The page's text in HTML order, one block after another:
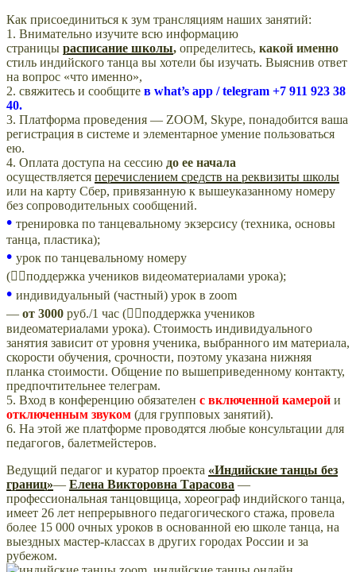
Как присоединиться к зум трансляциям наших занятий:
1. Внимательно изучите всю информацию
страницы расписание школы, определитесь, какой именно
стиль индийского танца вы хотели бы изучать. Выяснив ответ
на вопрос «что именно»,
2. свяжитесь и сообщите в what’s app /telegram +7 911 923 38
40.
3. Платформа проведения — ZOOM, Skype, понадобится ваша
регистрация в системе и элементарное умение пользоваться
ею.
4. Оплата доступа на сессию до ее начала
осуществляется перечислением средств на реквизиты школы
или на карту Сбер, привязанную к вышеуказанному номеру
без сопроводительных сообщений.
• тренировка по танцевальному экзерсису (техника, основы
танца, пластика);
• урок по танцевальному номеру
(👍🏻поддержка учеников видеоматериалами урока);
• индивидуальный (частный) урок в zoom
— от 3000 руб./1 час (👍🏻поддержка учеников
видеоматериалами урока). Стоимость индивидуального
занятия зависит от уровня ученика, выбранного им материала,
скорости обучения, срочности, поэтому указана нижняя
планка стоимости. Общение по вышеприведенному контакту,
предпочтительнее телеграм.
5. Вход в конференцию обязателен с включенной камерой и
отключенным звуком (для групповых занятий).
6. На этой же платформе проводятся любые консультации для
педагогов, балетмейстеров.
Ведущий педагог и куратор проекта «Индийские танцы без
границ»— Елена Викторовна Тарасова —
профессиональная танцовщица, хореограф индийского танца,
имеет 26 лет непрерывного педагогического стажа, провела
более 15 000 очных уроков в основанной ею школе танца, на
выездных мастер-классах в других городах России и за
рубежом.